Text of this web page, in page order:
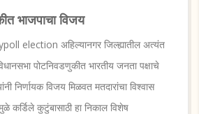
भाजपाचा विजय
election अहिल्यानगर जिल्ह्यातील अत्यंत
पोटनिवडणुकीत भारतीय जनता पक्षाचे
निर्णायक विजय मिळवत मतदारांचा विश्वास
कर्डिले कुटुंबासाठी हा निकाल विशेष